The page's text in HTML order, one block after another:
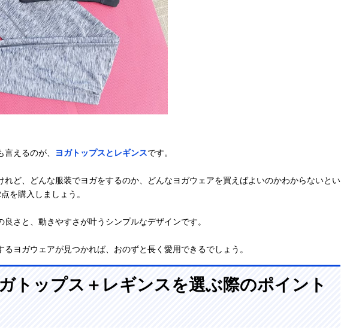
えるのが、 ヨガトップスとレギンスです。
れど、どんな服装でヨガをするのか、どんなヨガウェアを買えばよいのかわからないとい
を購入しましょう。
さと、動きやすさが叶うシンプルなデザインです。
るヨガウェアが見つかれば、おのずと長く愛用できるでしょう。
トップス＋レギンスを選ぶ際のポイント